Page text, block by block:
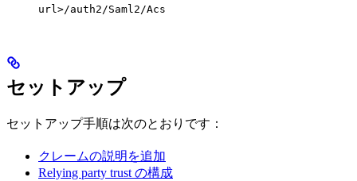
url>/auth2/Saml2/Acs
セットアップ
セットアップ手順は次のとおりです：
クレームの説明を追加
Relying party trust の構成